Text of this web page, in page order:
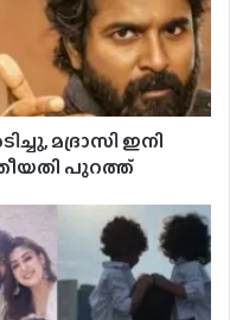
മദ്രാസി ഇനി
തീയതി പുറത്ത്